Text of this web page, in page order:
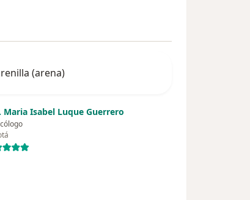
(arena)
Maria Isabel Luque Guerrero